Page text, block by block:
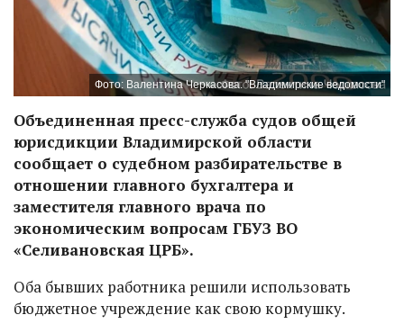
Фото: Валентина Черкасова. "Владимирские ведомости"
Объединенная пресс-служба судов общей
юрисдикции Владимирской области
сообщает о судебном разбирательстве в
отношении главного бухгалтера и
заместителя главного врача по
экономическим вопросам ГБУЗ ВО
«Селивановская ЦРБ».
Оба бывших работника решили использовать
бюджетное учреждение как свою кормушку.